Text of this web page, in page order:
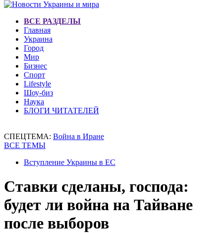
ВСЕ РАЗДЕЛЫ
Главная
Украина
Город
Мир
Бизнес
Спорт
Lifestyle
Шоу-биз
Наука
БЛОГИ ЧИТАТЕЛЕЙ
СПЕЦТЕМА: Война в Иране
ВСЕ ТЕМЫ
Вступление Украины в ЕС
Ставки сделаны, господа:
будет ли война на Тайване
после выборов